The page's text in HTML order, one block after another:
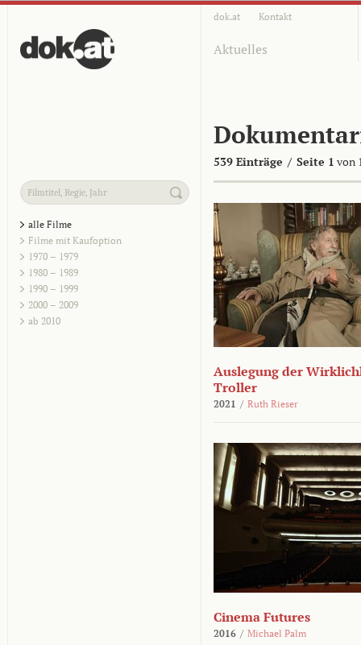
dok.at Kontakt
Aktuelles
539 Einträge / Seite 1 von
alle Filme
Filme mit Kaufoption
1970 – 1979
1980 – 1989
1990 – 1999
2000 – 2009
ab 2010
Auslegung der
Troller
2021 / Ruth Rieser
Cinema Futures
2016 / Michael Palm